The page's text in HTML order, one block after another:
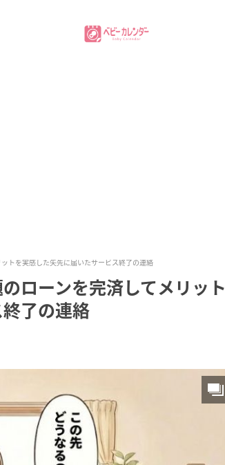
トを実感した矢先に届いたサービス終了の連絡
ローンを完済してメリット
了の連絡